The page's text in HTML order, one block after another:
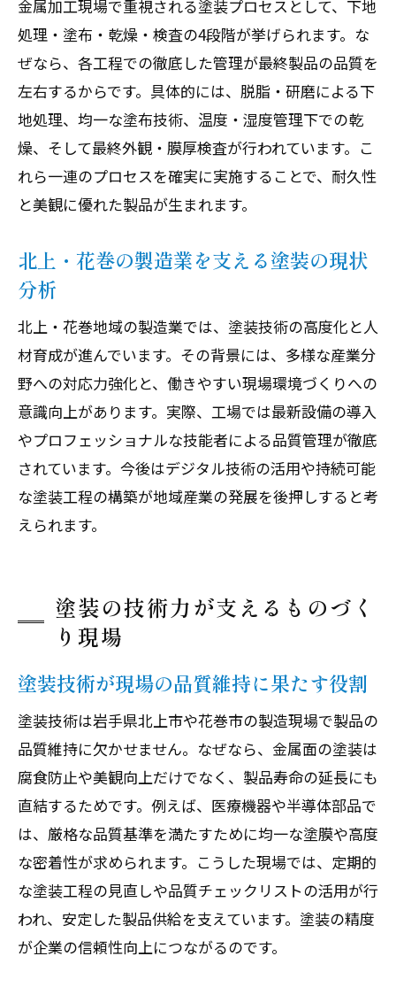
金属加工現場で重視される塗装プロセスとして、下地
処理・塗布・乾燥・検査の4段階が挙げられます。な
ぜなら、各工程での徹底した管理が最終製品の品質を
左右するからです。具体的には、脱脂・研磨による下
地処理、均一な塗布技術、温度・湿度管理下での乾
燥、そして最終外観・膜厚検査が行われています。こ
れら一連のプロセスを確実に実施することで、耐久性
と美観に優れた製品が生まれます。
北上・花巻の製造業を支える塗装の現状
分析
北上・花巻地域の製造業では、塗装技術の高度化と人
材育成が進んでいます。その背景には、多様な産業分
野への対応力強化と、働きやすい現場環境づくりへの
意識向上があります。実際、工場では最新設備の導入
やプロフェッショナルな技能者による品質管理が徹底
されています。今後はデジタル技術の活用や持続可能
な塗装工程の構築が地域産業の発展を後押しすると考
えられます。
塗装の技術力が支えるものづく
り現場
塗装技術が現場の品質維持に果たす役割
塗装技術は岩手県北上市や花巻市の製造現場で製品の
品質維持に欠かせません。なぜなら、金属面の塗装は
腐食防止や美観向上だけでなく、製品寿命の延長にも
直結するためです。例えば、医療機器や半導体部品で
は、厳格な品質基準を満たすために均一な塗膜や高度
な密着性が求められます。こうした現場では、定期的
な塗装工程の見直しや品質チェックリストの活用が行
われ、安定した製品供給を支えています。塗装の精度
が企業の信頼性向上につながるのです。